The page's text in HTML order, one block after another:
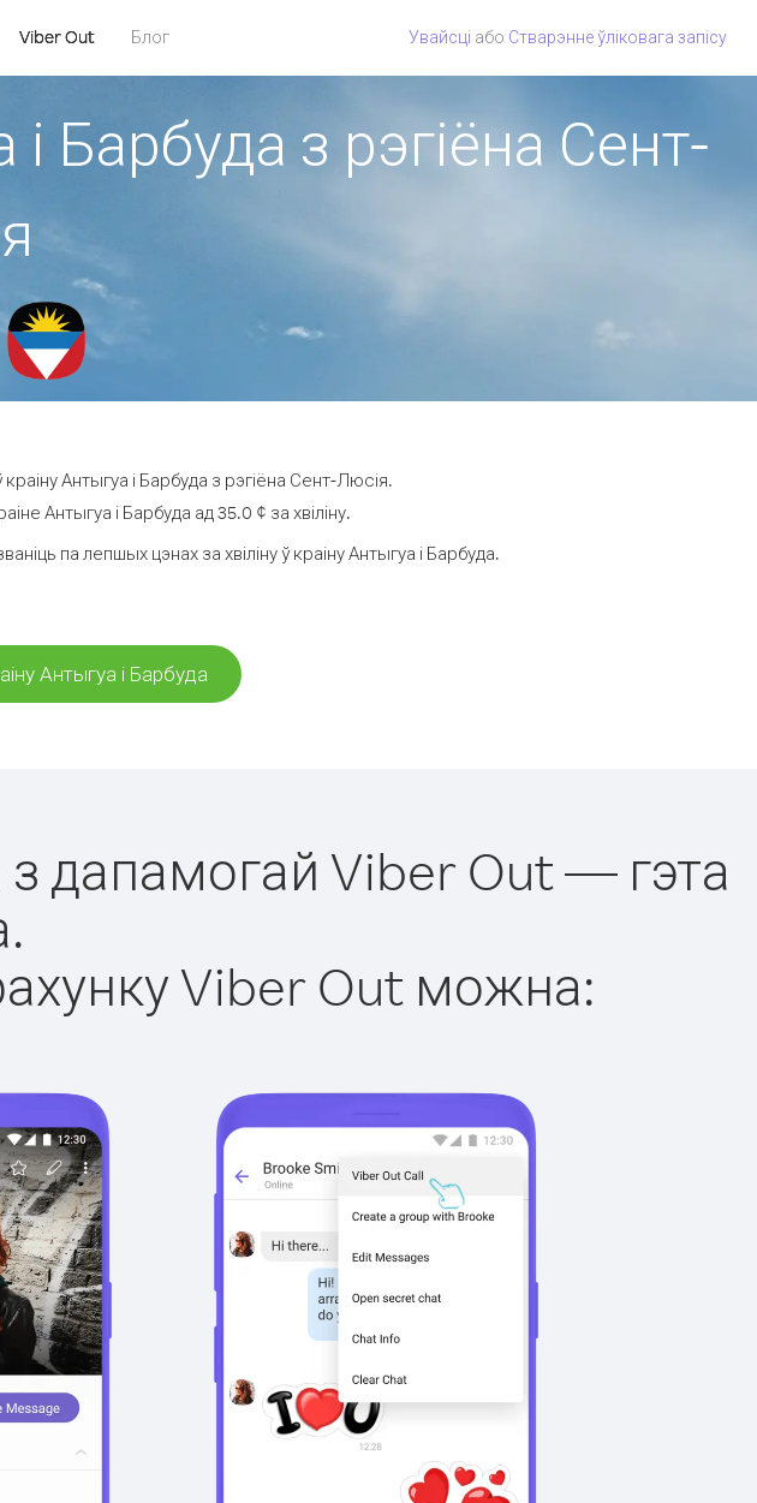
Viber Out Блог Увайсці або Стварэнне ўліковага запісу
Барбуда з рэгіёна Сент-
Антыгуа і Барбуда з рэгіёна Сент-Люсія.
Антыгуа і Барбуда ад 35.0 ¢ за хвіліну.
па лепшых цэнах за хвіліну ў краіну Антыгуа і Барбуда.
Антыгуа і Барбуда
з дапамогай Viber Out — гэта
Viber Out можна: